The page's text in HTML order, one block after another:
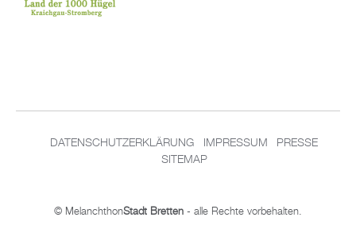
DATENSCHUTZERKLÄRUNG IMPRESSUM
PRESSE
SITEMAP
© MelanchthonStadt Bretten - alle Rechte vorbehalten.